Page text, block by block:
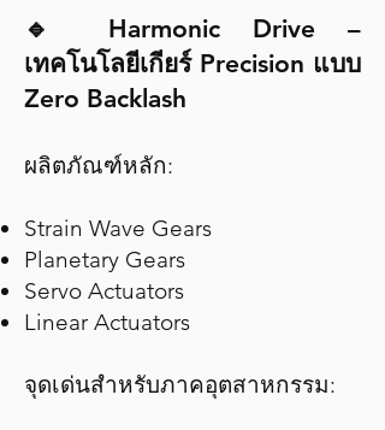
🔹 Harmonic Drive –
เทคโนโลยีเกียร์ Precision แบบ
Zero Backlash
ผลิตภัณฑ์หลัก:
Strain Wave Gears
Planetary Gears
Servo Actuators
Linear Actuators
จุดเด่นสำหรับภาคอุตสาหกรรม: